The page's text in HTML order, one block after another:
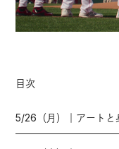
目次
5/26（月）｜アートと